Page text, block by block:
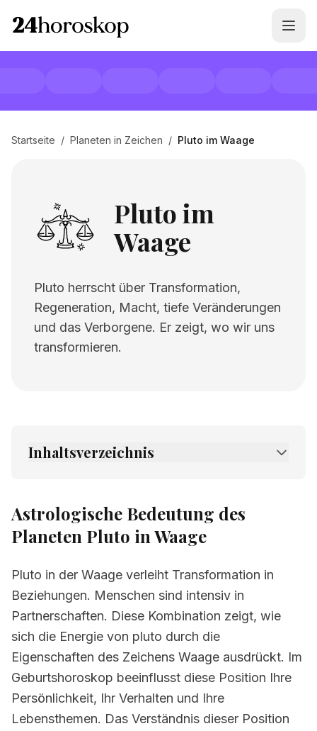
Startseite / Planeten in Zeichen / Pluto im Waage
Pluto im
Waage
Pluto herrscht über Transformation,
Regeneration, Macht, tiefe Veränderungen
und das Verborgene. Er zeigt, wo wir uns
transformieren.
Inhaltsverzeichnis
2. Verwandte Seiten
Astrologische Bedeutung des
Planeten Pluto in Waage
Pluto in der Waage verleiht Transformation in
Beziehungen. Menschen sind intensiv in
Partnerschaften. Diese Kombination zeigt, wie
sich die Energie von pluto durch die
Eigenschaften des Zeichens Waage ausdrückt. Im
Geburtshoroskop beeinflusst diese Position Ihre
Persönlichkeit, Ihr Verhalten und Ihre
Lebensthemen. Das Verständnis dieser Position